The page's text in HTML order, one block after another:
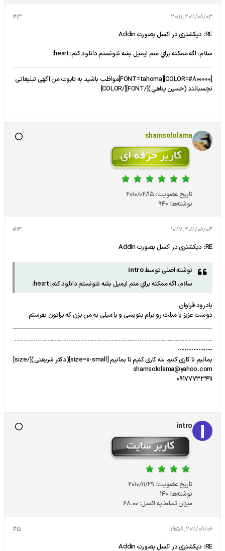
#13 2011/08/03, 20:11
RE: دیکشنری در اکسل بصورت Addin
سلام، اگه ممكنه براي منم ايميل بشه نتونستم دانلود كنم:heart:
[COLOR=#800000][FONT=tahoma]مواظب باشید به تابوت من آگهی تبلیغاتی
نچسبانند (حسين پناهي)[/FONT][/COLOR]
shamsololama
تاریخ عضویت: 2010/02/15
نوشته‌ها: 940
#14 2011/08/04, 10:17
RE: دیکشنری در اکسل بصورت Addin
نوشته اصلی توسطintro
سلام، اگه ممكنه براي منم ايميل بشه نتونستم دانلود كنم:heart:
بادرود فراوان
دوست عزیز یا میلت رو برام بنویسی و یا میلی به من بزن که براتون بفرستم
------------------------------------------------------------------------------------
---------------
بمانیم تا کاری کنیم ،نه کاری کنیم تا بمانیم [size=x-small](دکتر شریعتی)[/size]
shamsololama@yahoo.com
09177733411
intro
تاریخ عضویت: 2010/11/29
نوشته‌ها: 140
میزان تسلط به اکسل: 68.00
#15 2011/08/06, 19:58
RE: دیکشنری در اکسل بصورت Addin